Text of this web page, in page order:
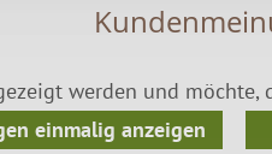
werden und
einmalig anzeigen